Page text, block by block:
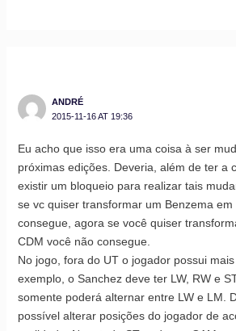
ANDRÉ
2015-11-16 AT 19:36
Eu acho que isso era uma coisa à ser
próximas edições. Deveria, além de ter a
existir um bloqueio para realizar tais
se vc quiser transformar um Benzema em
consegue, agora se você quiser
CDM você não consegue.
No jogo, fora do UT o jogador possui
exemplo, o Sanchez deve ter LW, RW e
somente poderá alternar entre LW e LM.
possível alterar posições do jogador de